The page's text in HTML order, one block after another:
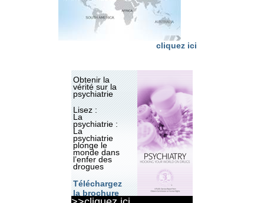
cliquez ici
Obtenir la
vérité sur la
psychiatrie
Lisez :
La
psychiatrie :
La
psychiatrie
plonge le
monde dans
l’enfer des
drogues
Téléchargez
la brochure